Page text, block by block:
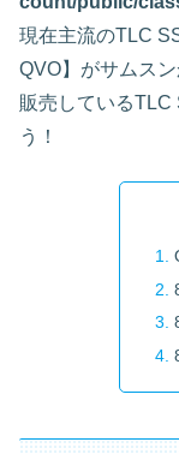
現在主流のTLC
QVO】がサムス
販売しているTLC
う！